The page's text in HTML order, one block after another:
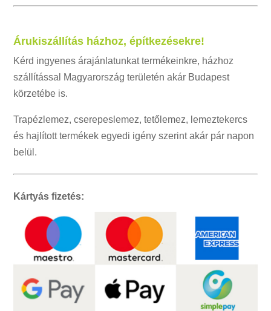
Árukiszállítás házhoz, építkezésekre!
Kérd ingyenes árajánlatunkat termékeinkre, házhoz
szállítással Magyarország területén akár Budapest
körzetébe is.
Trapézlemez, cserepeslemez, tetőlemez, lemeztekercs
és hajlított termékek egyedi igény szerint akár pár napon
belül.
Kártyás fizetés: